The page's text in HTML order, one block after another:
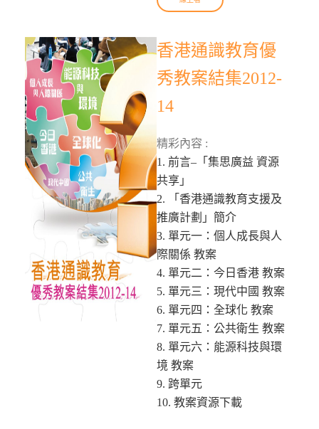
香港通識教育優
秀教案結集2012-
14
精彩內容 :
1. 前言–「集思廣益 資源
共享」
2. 「香港通識教育支援及
推廣計劃」簡介
3. 單元一：個人成長與人
際關係 教案
4. 單元二：今日香港 教案
5. 單元三：現代中國 教案
6. 單元四：全球化 教案
7. 單元五：公共衛生 教案
8. 單元六：能源科技與環
境 教案
9. 跨單元
10. 教案資源下載